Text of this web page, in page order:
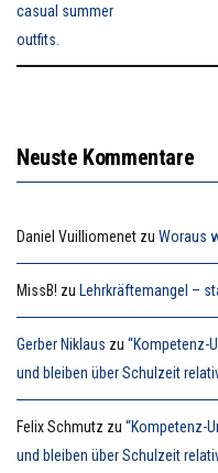
Neuste Kommentare
Daniel Vuilliomenet zu Woraus
MissB! zu Lehrkräftemangel –
Gerber Niklaus zu “Kompetenz-
und bleiben über Schulzeit
Felix Schmutz zu “Kompetenz-
und bleiben über Schulzeit